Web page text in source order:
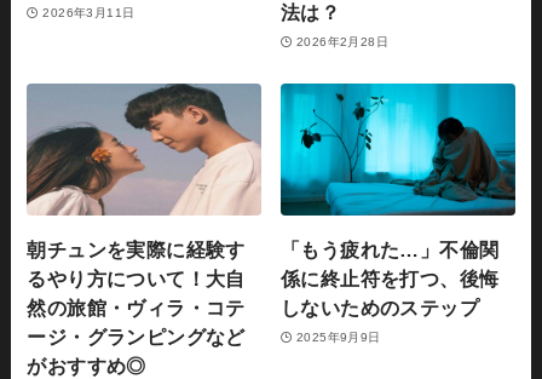
2026年3月11日
法は？
2026年2月28日
朝チュンを実際に経験す
るやり方について！大自
然の旅館・ヴィラ・コテ
ージ・グランピングなど
がおすすめ◎
「もう疲れた…」不倫関
係に終止符を打つ、後悔
しないためのステップ
2025年9月9日